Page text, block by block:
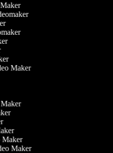
Maker
Maker
Maker
Maker